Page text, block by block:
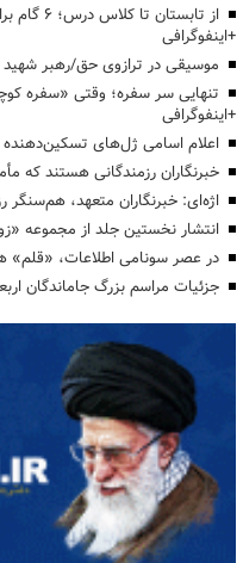
از
+اینفوگرافی
موسیقی در ترازوی حق/رهبر شهید
تنهایی سر سفره؛ وقتی «سفره
+اینفوگرافی
اعلام اسامی ژل‌های
خبرنگاران رزمندگانی هستند که
اژه‌ای: خبرنگاران متعهد،
انتشار نخستین جلد از مجموعه
در عصر سونامی اطلاعات،
جزئیات مراسم بزرگ جاماندگان